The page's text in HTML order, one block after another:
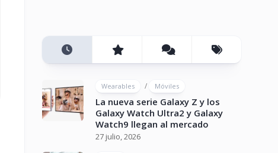
Wearables / Móviles
La nueva serie Galaxy Z y los
Galaxy Watch Ultra2 y Galaxy
Watch9 llegan al mercado
27 julio, 2026